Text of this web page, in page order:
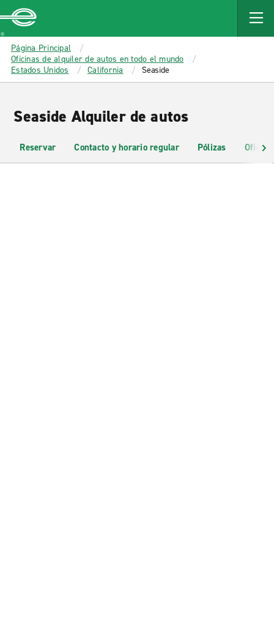
MAIN
CONTENT
Enterprise
Página Principal
Oficinas de alquiler de autos en todo el mundo
Estados Unidos
California Seaside
Seaside Alquiler de autos
Reservar Contacto y horario regular Pólizas